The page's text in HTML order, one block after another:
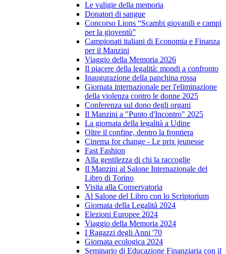
Le valigie della memoria
Donatori di sangue
Concorso Lions “Scambi giovanili e campi
per la gioventù”
Campionati italiani di Economia e Finanza
per il Manzini
Viaggio della Memoria 2026
Il piacere della legalità: mondi a confronto
Inaugurazione della panchina rossa
Giornata internazionale per l'eliminazione
della violenza contro le donne 2025
Conferenza sul dono degli organi
Il Manzini a "Punto d'Incontro" 2025
La giornata della legalità a Udine
Oltre il confine, dentro la frontiera
Cinema for change - Le prix jeunesse
Fast Fashion
Alla gentilezza di chi la raccoglie
Il Manzini al Salone Internazionale del
Libro di Torino
Visita alla Conservatoria
Al Salone del Libro con lo Scriptorium
Giornata della Legalità 2024
Elezioni Europee 2024
Viaggio della Memoria 2024
I Ragazzi degli Anni '70
Giornata ecologica 2024
Seminario di Educazione Finanziaria con il